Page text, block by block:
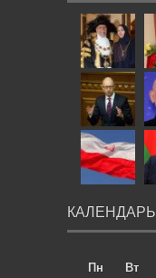
КАЛЕНДАРЬ
Пн
Вт